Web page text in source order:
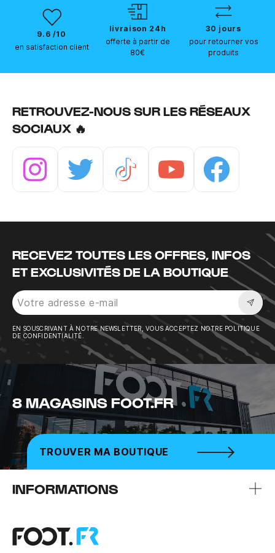
9.6 /10
en satisfaction client
livraison 24h
offerte à partir de
80€
30 jours
pour retourner vos
produits
RETROUVEZ-NOUS SUR LES RÉSEAUX
SOCIAUX 🔥
RECEVEZ TOUTES LES OFFRES, INFOS
ET EXCLUSIVITÉS DE LA BOUTIQUE
EN SOUSCRIVANT À NOTRE NEWSLETTER, VOUS ACCEPTEZ NOTRE POLITIQUE
DE CONFIDENTIALITÉ.
8 MAGASINS FOOT.FR
TROUVER MA BOUTIQUE
INFORMATIONS